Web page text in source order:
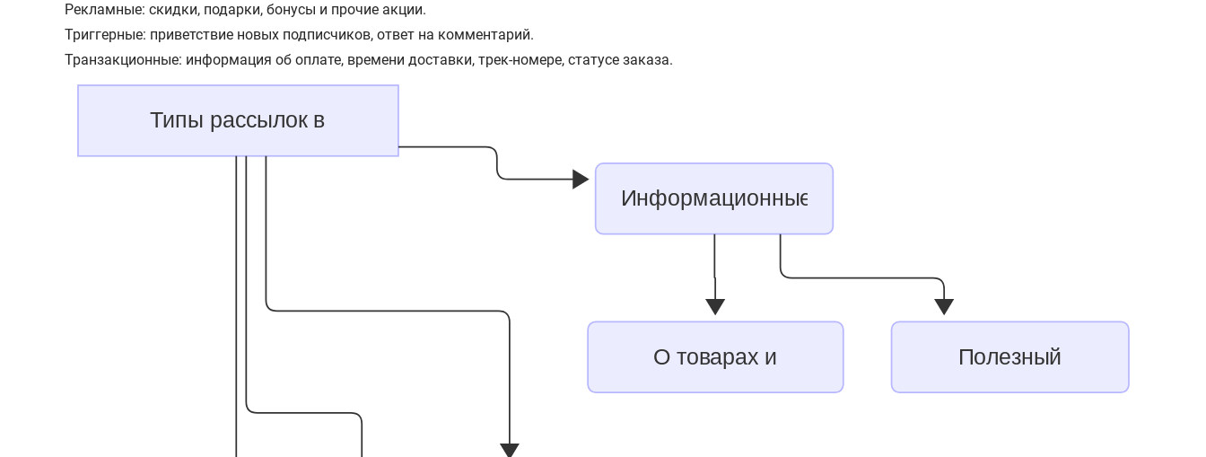
Рекламные: скидки, подарки, бонусы и прочие акции.
Триггерные: приветствие новых подписчиков, ответ на комментарий.
Транзакционные: информация об оплате, времени доставки, трек-номере, статусе заказа.